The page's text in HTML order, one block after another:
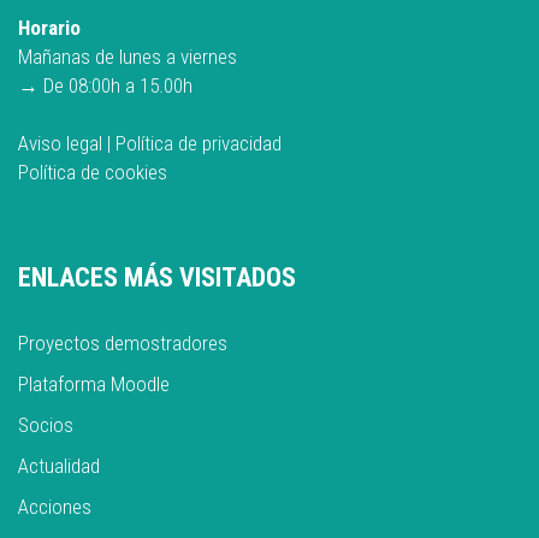
Horario
Mañanas de lunes a viernes
→ De 08:00h a 15.00h
Aviso legal | Política de privacidad
Política de cookies
ENLACES MÁS VISITADOS
Proyectos demostradores
Plataforma Moodle
Socios
Actualidad
Acciones